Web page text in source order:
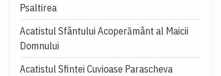
Psaltirea
Acatistul Sfântului Acoperământ al Maicii
Domnului
Acatistul Sfintei Cuvioase Parascheva